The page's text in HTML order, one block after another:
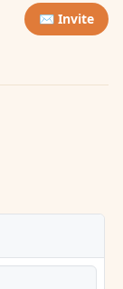
✉️ Invite